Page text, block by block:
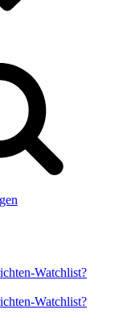
Watchlist?
Watchlist?